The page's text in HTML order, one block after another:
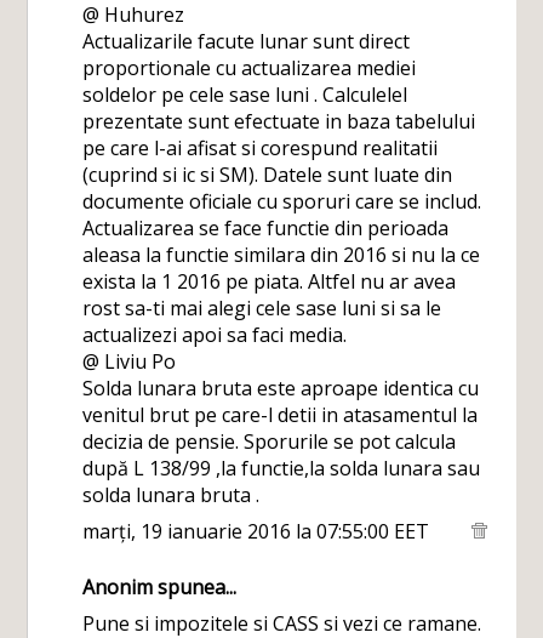
@ Huhurez
Actualizarile facute lunar sunt direct
proportionale cu actualizarea mediei
soldelor pe cele sase luni . Calculelel
prezentate sunt efectuate in baza tabelului
pe care l-ai afisat si corespund realitatii
(cuprind si ic si SM). Datele sunt luate din
documente oficiale cu sporuri care se includ.
Actualizarea se face functie din perioada
aleasa la functie similara din 2016 si nu la ce
exista la 1 2016 pe piata. Altfel nu ar avea
rost sa-ti mai alegi cele sase luni si sa le
actualizezi apoi sa faci media.
@ Liviu Po
Solda lunara bruta este aproape identica cu
venitul brut pe care-l detii in atasamentul la
decizia de pensie. Sporurile se pot calcula
după L 138/99 ,la functie,la solda lunara sau
solda lunara bruta .
marți, 19 ianuarie 2016 la 07:55:00 EET
Anonim spunea...
Pune si impozitele si CASS si vezi ce ramane.